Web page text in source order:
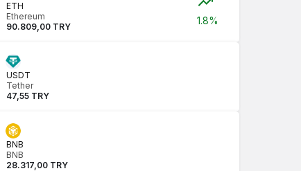
ETH
Ethereum
90.809,00 TRY
1.8%
USDT
Tether
47,55 TRY
BNB
BNB
28.317,00 TRY